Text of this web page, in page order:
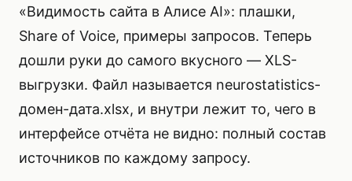
«Видимость сайта в Алисе AI»: плашки,
Share of Voice, примеры запросов. Теперь
дошли руки до самого вкусного — XLS-
выгрузки. Файл называется neurostatistics-
домен-дата.xlsx, и внутри лежит то, чего в
интерфейсе отчёта не видно: полный состав
источников по каждому запросу.